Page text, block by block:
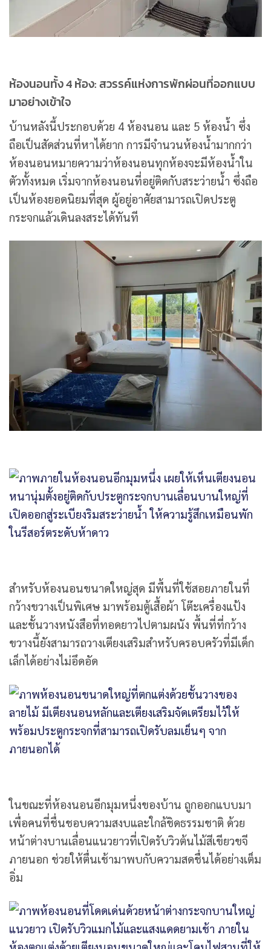
ห้องนอนทั้ง 4 ห้อง: สวรรค์แห่งการพักผ่อนที่ออกแบบ
มาอย่างเข้าใจ
บ้านหลังนี้ประกอบด้วย 4 ห้องนอน และ 5 ห้องน้ำ ซึ่ง
ถือเป็นสัดส่วนที่หาได้ยาก การมีจำนวนห้องน้ำมากกว่า
ห้องนอนหมายความว่าห้องนอนทุกห้องจะมีห้องน้ำใน
ตัวทั้งหมด เริ่มจากห้องนอนที่อยู่ติดกับสระว่ายน้ำ ซึ่งถือ
เป็นห้องยอดนิยมที่สุด ผู้อยู่อาศัยสามารถเปิดประตู
กระจกแล้วเดินลงสระได้ทันที
สำหรับห้องนอนขนาดใหญ่สุด มีพื้นที่ใช้สอยภายในที่
กว้างขวางเป็นพิเศษ มาพร้อมตู้เสื้อผ้า โต๊ะเครื่องแป้ง
และชั้นวางหนังสือที่ทอดยาวไปตามผนัง พื้นที่ที่กว้าง
ขวางนี้ยังสามารถวางเตียงเสริมสำหรับครอบครัวที่มีเด็ก
เล็กได้อย่างไม่อึดอัด
ในขณะที่ห้องนอนอีกมุมหนึ่งของบ้าน ถูกออกแบบมา
เพื่อคนที่ชื่นชอบความสงบและใกล้ชิดธรรมชาติ ด้วย
หน้าต่างบานเลื่อนแนวยาวที่เปิดรับวิวต้นไม้สีเขียวขจี
ภายนอก ช่วยให้ตื่นเช้ามาพบกับความสดชื่นได้อย่างเต็ม
อิ่ม